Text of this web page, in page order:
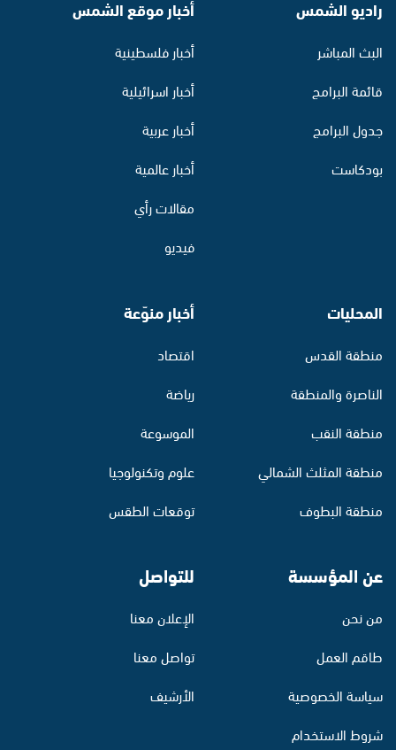
راديو الشمس
البث المباشر
قائمة البرامج
جدول البرامج
بودكاست
أخبار موقع الشمس
أخبار فلسطينية
أخبار اسرائيلية
أخبار عربية
أخبار عالمية
مقالات رأي
فيديو
المحليات
منطقة القدس
الناصرة والمنطقة
منطقة النقب
منطقة المثلث الشمالي
منطقة البطوف
أخبار منوّعة
اقتصاد
رياضة
الموسوعة
علوم وتكنولوجيا
توقعات الطقس
عن المؤسسة
من نحن
طاقم العمل
سياسة الخصوصية
شروط الاستخدام
للتواصل
الإعلان معنا
تواصل معنا
الأرشيف